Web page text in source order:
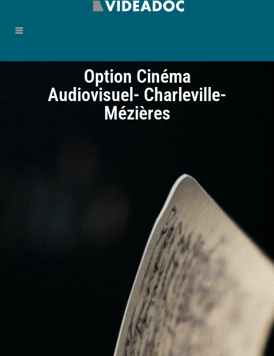
Option Cinéma
Audiovisuel- Charleville-
Mézières